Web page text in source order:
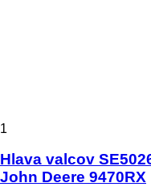
1
Hlava valcov
John Deere 9470RX